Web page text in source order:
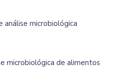
análise microbiológica
microbiológica de alimentos